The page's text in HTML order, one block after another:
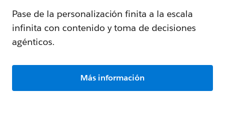
Pase de la personalización finita a la escala
infinita con contenido y toma de decisiones
agénticos.
Más información